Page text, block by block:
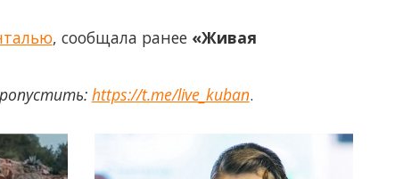
, сообщала ранее «Живая
https://t.me/live_kuban.